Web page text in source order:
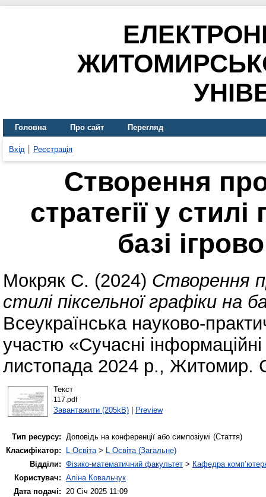
Головна Про сайт Перегляд
Вхід Реєстрація
Створення
стратегії у
базі
Мокряк С. (2024) Створення
стилі піксельної графіки на
Всеукраїнська науково-
участю «Сучасні інформаційні
листопада 2024 р., Житомир.
Текст
117.pdf
Завантажити (205kB)| Preview
Тип ресурсу: Доповідь на конференції або симпозіумі (Стаття)
Класифікатор:
L Освіта> L Освіта (Загальне)
Відділи: Фізико-математичний факультет > Кафедра
Користувач: Аліна Ковальчук
Дата подачі: 20 Січ 2025 11:09